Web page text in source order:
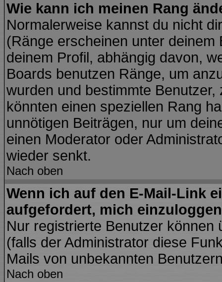
Wie kann ich meinen Rang
Normalerweise kannst du nicht
(Ränge erscheinen unter
deinem Profil, abhängig davon,
Boards benutzen Ränge, um
wurden und bestimmte
könnten einen speziellen Rang
unnötigen Beiträgen, nur um
einen Moderator oder
wieder senkt.
Nach oben
Wenn ich auf den E-Mail-Link
aufgefordert, mich
Nur registrierte Benutzer
(falls der Administrator diese
Mails von unbekannten
Nach oben